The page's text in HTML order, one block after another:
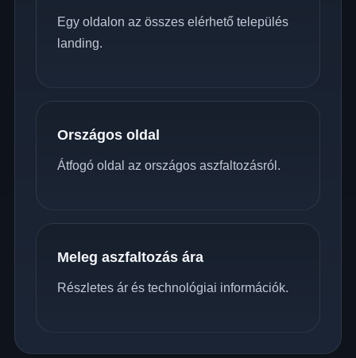
Egy oldalon az összes elérhető település
landing.
Országos oldal
Átfogó oldal az országos aszfaltozásról.
Meleg aszfaltozás ára
Részletes ár és technológiai információk.